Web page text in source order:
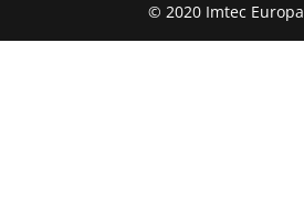
© 2020 Imtec Europa